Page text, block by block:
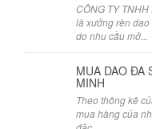
CÔNG TY
là xưởng rèn
do nhu cầu mở...
MUA DAO ĐA
MINH
Theo thông kê
mua hàng của